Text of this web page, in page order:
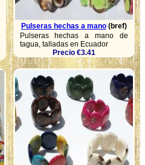
Pulseras hechas a mano(bref)
Pulseras hechas a mano de
tagua, talladas en Ecuador
Precio €3.41